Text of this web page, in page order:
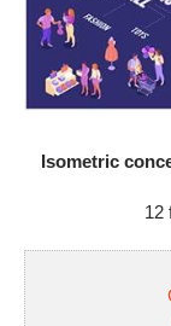
Isometric
12